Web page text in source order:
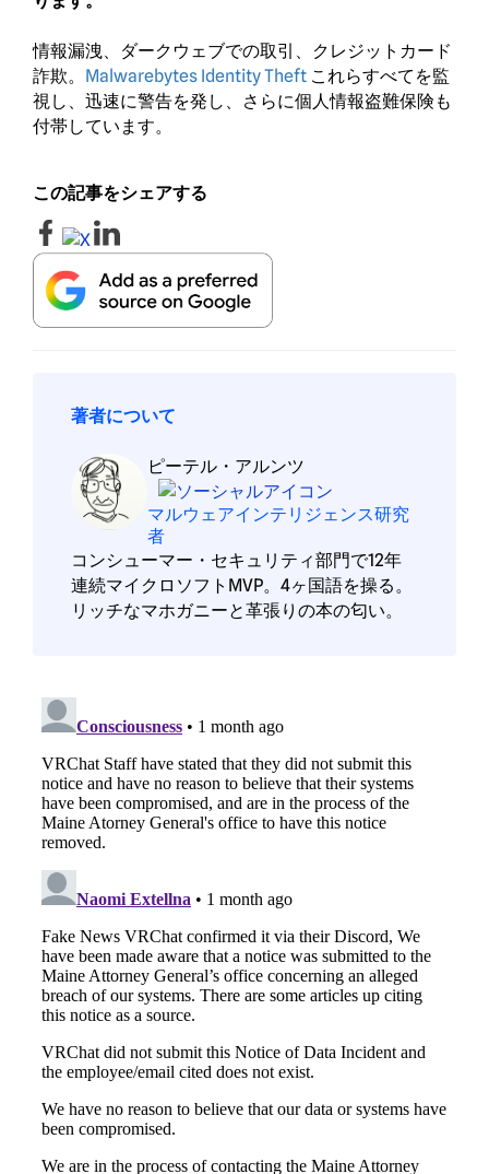
情報漏洩、ダークウェブでの取引、クレジットカード
詐欺。 Malwarebytes Identity Theft これらすべてを監
視し、迅速に警告を発し、さらに個人情報盗難保険も
付帯しています。
この記事をシェアする
著者について
ピーテル・アルンツ
マルウェアインテリジェンス研究
者
コンシューマー・セキュリティ部門で12年
連続マイクロソフトMVP。4ヶ国語を操る。
リッチなマホガニーと革張りの本の匂い。